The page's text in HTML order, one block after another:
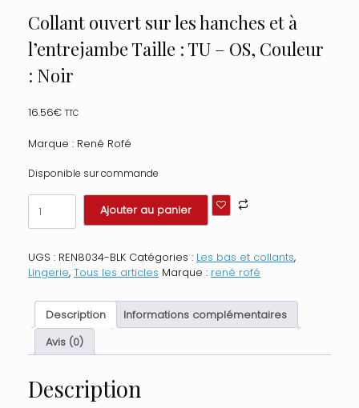
Collant ouvert sur les hanches et à
l’entrejambe Taille : TU – OS, Couleur
: Noir
16.56€ TTC
Marque : René Rofé
Disponible sur commande
de
Collant
sur
les
à
l'entrejambe
Taille
TU
-
Ajouter au panier
UGS : REN8034-BLK Catégories : Les bas et collants,
Lingerie, Tous les articles Marque : rené rofé
Description
Informations complémentaires
Avis (0)
Description